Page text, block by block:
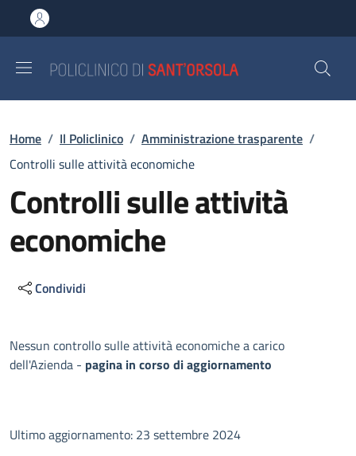
al contenuto principale
to footer content
Briciole di pane
Home / Il Policlinico / Amministrazione trasparente /
Controlli sulle attività economiche
Controlli sulle attività
economiche
Condividi
Descrizione
Nessun controllo sulle attività economiche a carico
dell'Azienda - pagina in corso di aggiornamento
Ultimo aggiornamento: 23 settembre 2024